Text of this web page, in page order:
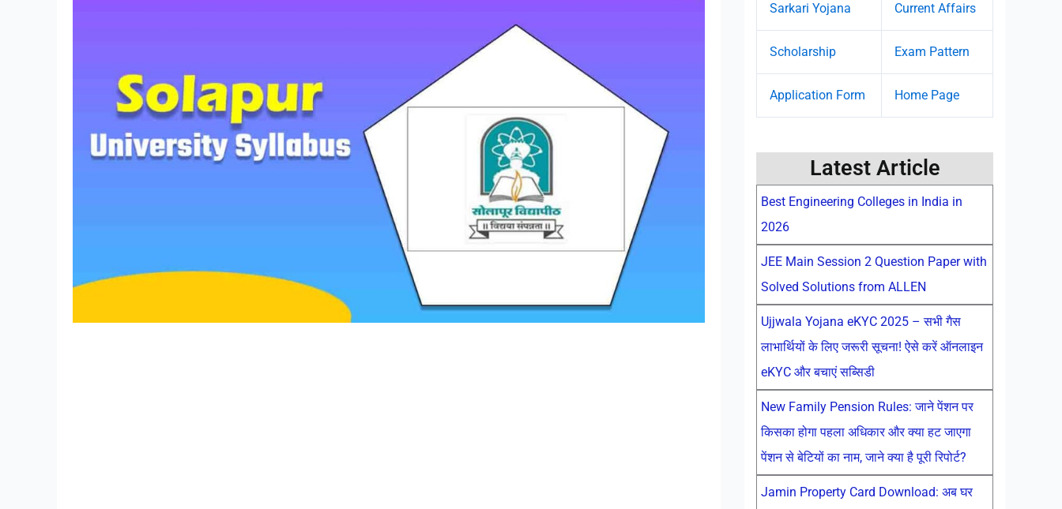
Sarkari Yojana Current Affairs
Scholarship Exam Pattern
Application Form Home Page
Latest Article
Best Engineering Colleges in India in
2026
JEE Main Session 2 Question Paper with
Solved Solutions from ALLEN
Ujjwala Yojana eKYC 2025 – सभी गैस
लाभार्थियों के लिए जरूरी सूचना! ऐसे करें ऑनलाइन
eKYC और बचाएं सब्सिडी
New Family Pension Rules: जाने पेंशन पर
किसका होगा पहला अधिकार और क्या हट जाएगा
पेंशन से बेटियों का नाम, जाने क्या है पूरी रिपोर्ट?
Jamin Property Card Download: अब घर